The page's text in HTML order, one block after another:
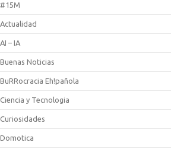
#15M
Actualidad
AI – IA
Buenas Noticias
BuRRocracia Eh!pañola
Ciencia y Tecnologia
Curiosidades
Domotica